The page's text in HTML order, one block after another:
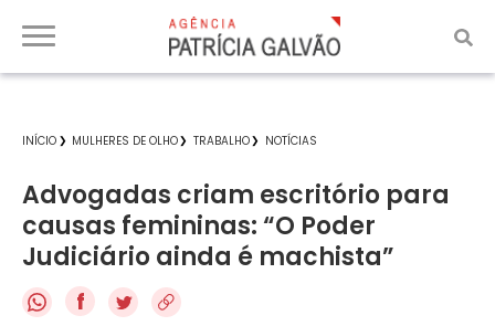
INÍCIO MULHERES DE OLHO TRABALHO NOTÍCIAS
Advogadas criam escritório para
causas femininas: “O Poder
Judiciário ainda é machista”
f